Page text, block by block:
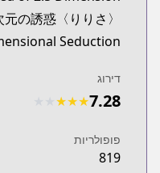
Jump Plus
の誘惑〈りりさ〉
Seduction
דירוג
7.28
★
★
★
פופולריות
819